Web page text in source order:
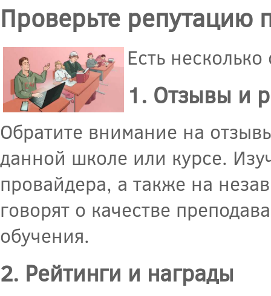
Проверьте репутацию
Есть
1. Отзывы и
Обратите внимание на
данной школе или курсе.
провайдера, а также на
говорят о качестве
обучения.
2. Рейтинги и награды